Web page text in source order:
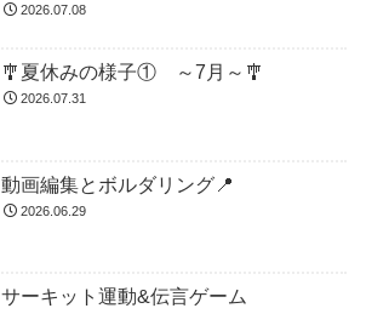
2026.07.08
🎐夏休みの様子① ～7月～🎐
2026.07.31
動画編集とボルダリング📍
2026.06.29
サーキット運動&伝言ゲーム